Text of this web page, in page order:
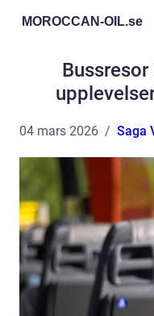
MOROCCAN-OIL.se
04 mars 2026 Saga